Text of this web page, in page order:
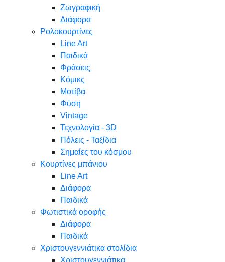
Ζωγραφική
Διάφορα
Ρολοκουρτίνες
Line Art
Παιδικά
Φράσεις
Κόμικς
Μοτίβα
Φύση
Vintage
Τεχνολογία - 3D
Πόλεις - Ταξίδια
Σημαίες του κόσμου
Κουρτίνες μπάνιου
Line Art
Διάφορα
Παιδικά
Φωτιστικά οροφής
Διάφορα
Παιδικά
Χριστουγεννιάτικα στολίδια
Χριστουγεννιάτικα